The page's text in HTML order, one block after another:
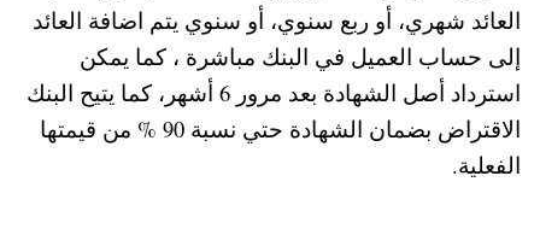
العائد شهري، أو ربع سنوي، أو سنوي يتم اضافة العائد
إلى حساب العميل في البنك مباشرة ، كما يمكن
استرداد أصل الشهادة بعد مرور 6 أشهر، كما يتيح البنك
الاقتراض بضمان الشهادة حتي نسبة 90 % من قيمتها
الفعلية.